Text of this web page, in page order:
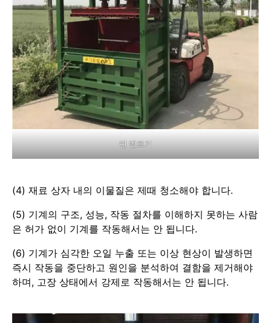
면 벨트기
(4) 재료 상자 내의 이물질은 제때 청소해야 합니다.
(5) 기계의 구조, 성능, 작동 절차를 이해하지 못하는 사람
은 허가 없이 기계를 작동해서는 안 됩니다.
(6) 기계가 심각한 오일 누출 또는 이상 현상이 발생하면
즉시 작동을 중단하고 원인을 분석하여 결함을 제거해야
하며, 고장 상태에서 강제로 작동해서는 안 됩니다.